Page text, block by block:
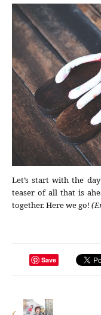
Let’s start with the
teaser of all that is
together. Here we go!
Save